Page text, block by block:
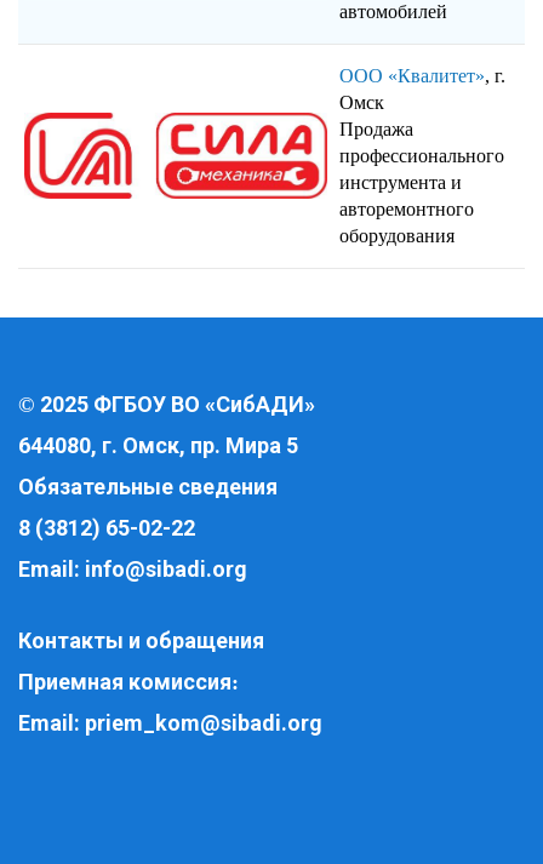
автомобилей
ООО «Квалитет», г.
Омск
Продажа
профессионального
инструмента и
авторемонтного
оборудования
© 2025 ФГБОУ ВО «СибАДИ»
644080, г. Омск, пр. Мира 5
Обязательные сведения
8 (3812) 65-02-22
Email: info@sibadi.org
Контакты и обращения
Приемная комиссия:
Email: priem_kom@sibadi.org